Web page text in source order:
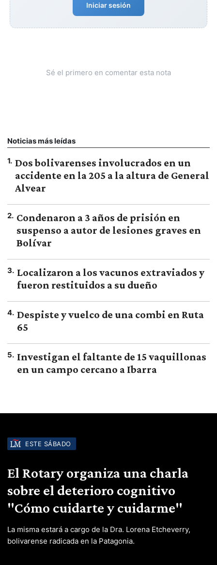
Iniciar sesión
Sé el primero en comentar esta nota
Noticias más leídas
1. Dos bolivarenses involucrados en un
accidente en la 205 a la altura de General
Alvear
2. Condenaron a 3 años de prisión en
suspenso a autor de lesiones graves en
Bolívar
3. Localizaron a los vacunos extraviados y
fueron restituidos a su dueño
4. Despiste y vuelco de una combi en Ruta
65
5. Investigan el faltante de 15 vaquillonas
en un campo cercano a Ibarra
ESTE SÁBADO
El Rotary organiza una charla
sobre el deterioro cognitivo
"Cómo cuidarte y cuidarme"
La misma estará a cargo de la Dra. Lorena Etcheverry,
bolivarense radicada en la Patagonia.